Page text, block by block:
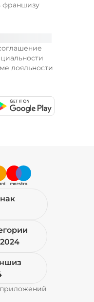
лояльности
франшизу
приложений